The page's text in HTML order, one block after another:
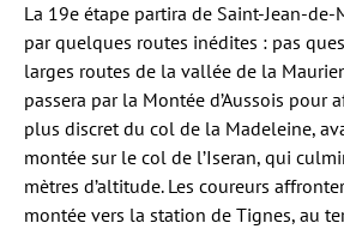
La 19e étape partira de Saint-Jean-de-
par quelques routes inédites : pas
larges routes de la vallée de la
passera par la Montée d’Aussois pour
plus discret du col de la Madeleine,
montée sur le col de l’Iseran, qui
mètres d’altitude. Les coureurs
montée vers la station de Tignes, au